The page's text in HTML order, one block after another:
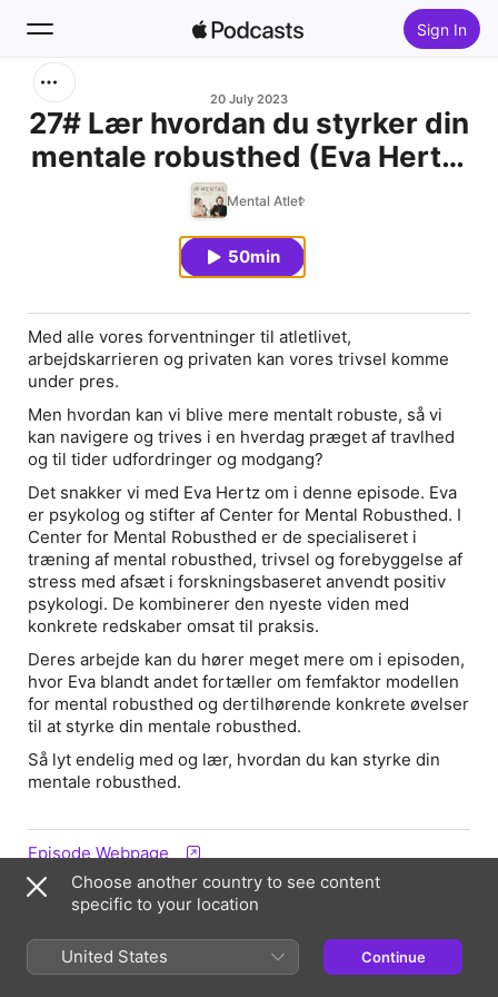
Sign In
Home
20 July 2023
27# Lær hvordan du styrker din
mentale robusthed (Eva Hertz,
psykolog og stifter af Center
for Mental Robusthed)
Mental Atlet
50min
Med alle vores forventninger til atletlivet,
arbejdskarrieren og privaten kan vores trivsel komme
under pres.
Men hvordan kan vi blive mere mentalt robuste, så vi
kan navigere og trives i en hverdag præget af travlhed
og til tider udfordringer og modgang?
Det snakker vi med Eva Hertz om i denne episode. Eva
er psykolog og stifter af Center for Mental Robusthed. I
Center for Mental Robusthed er de specialiseret i
træning af mental robusthed, trivsel og forebyggelse af
stress med afsæt i forskningsbaseret anvendt positiv
psykologi. De kombinerer den nyeste viden med
konkrete redskaber omsat til praksis.
Deres arbejde kan du hører meget mere om i episoden,
hvor Eva blandt andet fortæller om femfaktor modellen
for mental robusthed og dertilhørende konkrete øvelser
til at styrke din mentale robusthed.
Så lyt endelig med og lær, hvordan du kan styrke din
mentale robusthed.
Episode Webpage
Show
Choose another country to see content
specific to your location
United States Continue